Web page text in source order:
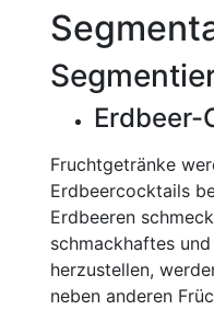
Erdbeer-
Fruchtgetränke
Erdbeercocktails
Erdbeeren
schmackhaftes
herzustellen,
neben anderen